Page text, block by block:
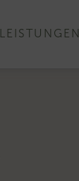
LEISTUNGEN